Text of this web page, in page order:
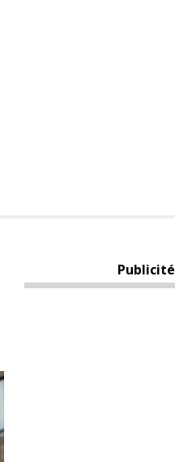
Publicité